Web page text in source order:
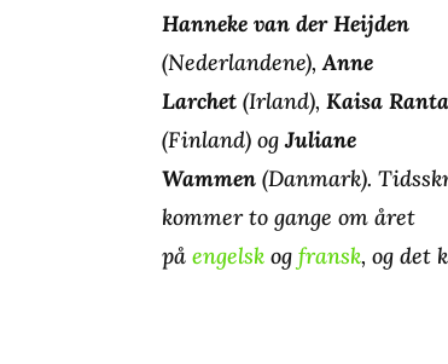
Hanneke van der Heijden
(Nederlandene),Anne
Larchet(Irland), Kaisa Ranta
(Finland) ogJuliane
Wammen (Danmark).
kommer to gange om året
påengelsk og fransk, og det